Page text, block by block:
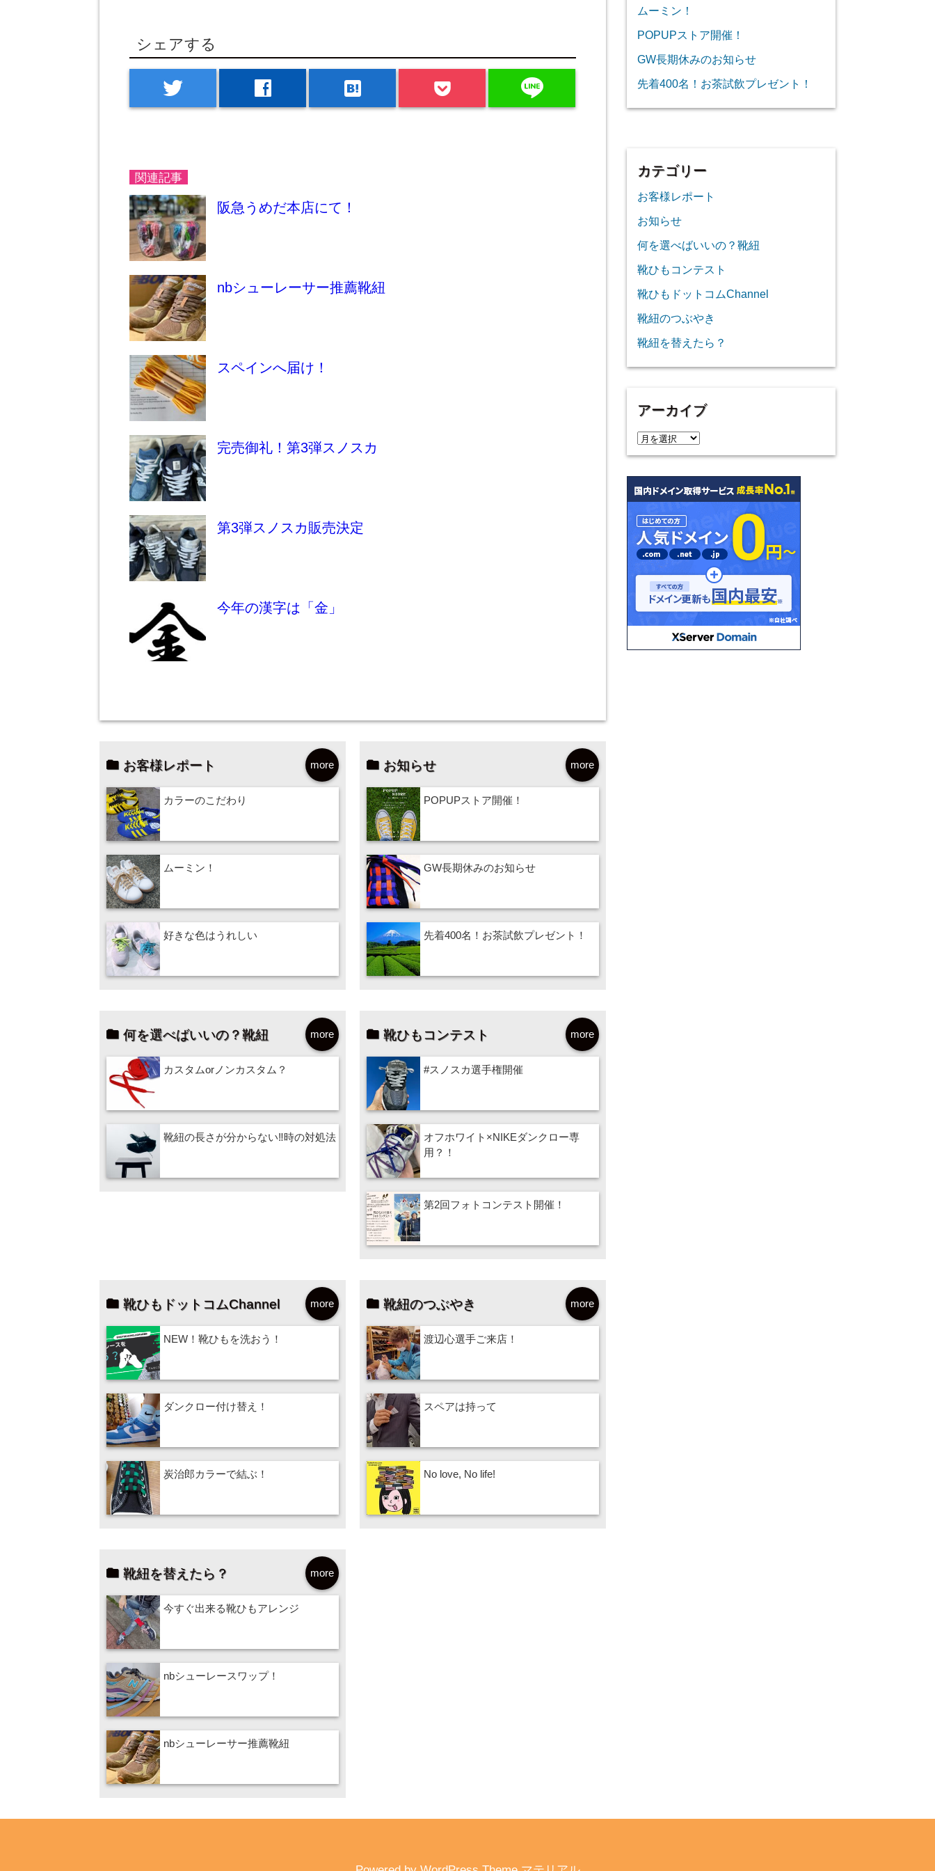
シェアする
twitter facebook hatenabookmark line
関連記事
阪急うめだ本店にて！
nbシューレーサー推薦靴紐
スペインへ届け！
完売御礼！第3弾スノスカ
第3弾スノスカ販売決定
今年の漢字は「金」
more
お客様レポート
カラーのこだわり
ムーミン！
好きな色はうれしい
more
お知らせ
POPUPストア開催！
GW長期休みのお知らせ
先着400名！お茶試飲プレゼント！
more
何を選べばいいの？靴紐
カスタムorノンカスタム？
靴紐の長さが分からない‼時の対処法
more
靴ひもコンテスト
#スノスカ選手権開催
オフホワイト×NIKEダンクロー専
用？！
第2回フォトコンテスト開催！
more
靴ひもドットコムChannel
NEW！靴ひもを洗おう！
ダンクロー付け替え！
炭治郎カラーで結ぶ！
more
靴紐のつぶやき
渡辺心選手ご来店！
スペアは持って
No love, No life!
more
靴紐を替えたら？
今すぐ出来る靴ひもアレンジ
nbシューレースワップ！
nbシューレーサー推薦靴紐
ムーミン！
POPUPストア開催！
GW長期休みのお知らせ
先着400名！お茶試飲プレゼント！
カテゴリー
お客様レポート
お知らせ
何を選べばいいの？靴紐
靴ひもコンテスト
靴ひもドットコムChannel
靴紐のつぶやき
靴紐を替えたら？
アーカイブ
ア
ー
カ
イ
ブ